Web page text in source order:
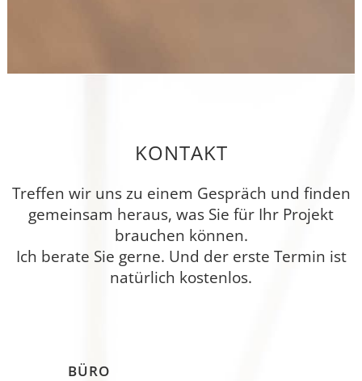
KONTAKT
Treffen wir uns zu einem Gespräch und finden
gemeinsam heraus, was Sie für Ihr Projekt
brauchen können.
Ich berate Sie gerne. Und der erste Termin ist
natürlich kostenlos.
BÜRO